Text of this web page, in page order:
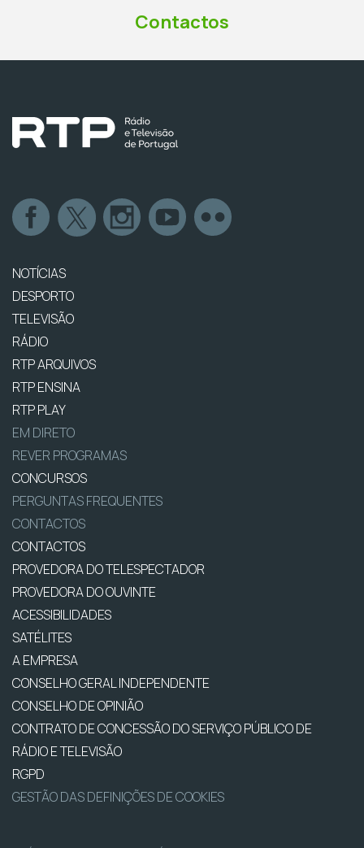
Contactos
NOTÍCIAS
DESPORTO
TELEVISÃO
RÁDIO
RTP ARQUIVOS
RTP ENSINA
RTP PLAY
EM DIRETO
REVER PROGRAMAS
CONCURSOS
PERGUNTAS FREQUENTES
CONTACTOS
CONTACTOS
PROVEDORA DO TELESPECTADOR
PROVEDORA DO OUVINTE
ACESSIBILIDADES
SATÉLITES
A EMPRESA
CONSELHO GERAL INDEPENDENTE
CONSELHO DE OPINIÃO
CONTRATO DE CONCESSÃO DO SERVIÇO PÚBLICO DE
RÁDIO E TELEVISÃO
RGPD
GESTÃO DAS DEFINIÇÕES DE COOKIES